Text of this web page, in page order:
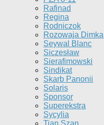
Rafinad
Regina
Rodniczok
Rozowaja Dimka
Seywal Blanc
Siczesław
Sierafimowski
Sindikat
Skarb Panonii
Solaris
Sponsor
Superekstra
Sycylia